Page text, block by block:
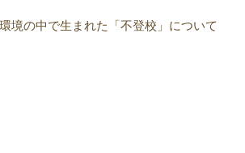
境の中で生まれた「不登校」について